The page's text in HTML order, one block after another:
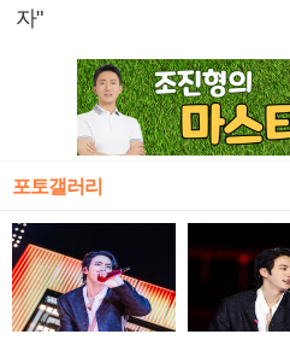
자"
포토갤러리